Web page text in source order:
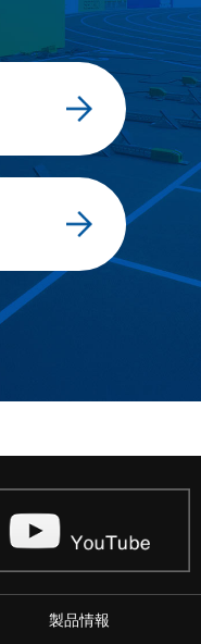
製品情報